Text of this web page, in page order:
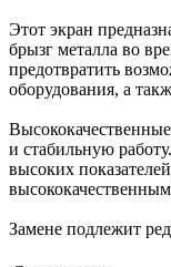
Этот экран
брызг металла во
предотвратить
оборудования, а
и стабильную
высоких
высококачественным
Замене подлежит